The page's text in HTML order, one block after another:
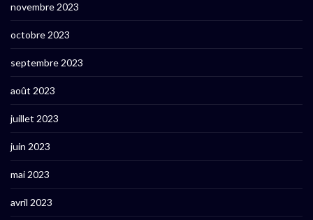
novembre 2023
octobre 2023
septembre 2023
août 2023
juillet 2023
juin 2023
mai 2023
avril 2023